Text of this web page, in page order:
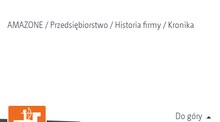
AMAZONE Przedsiębiorstwo Historia firmy Kronika
Do góry